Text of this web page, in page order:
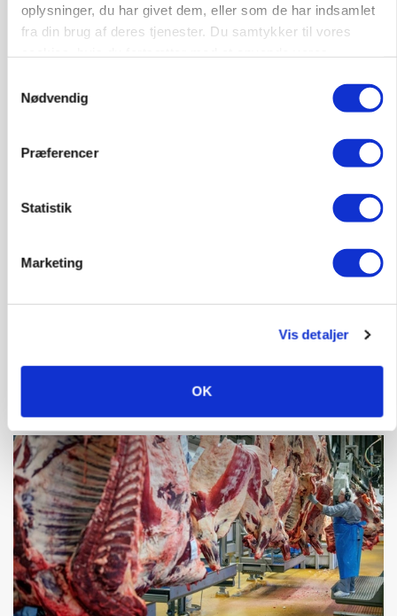
oplysninger, du har givet dem, eller som de har indsamlet
fra din brug af deres tjenester. Du samtykker til vores
Nødvendig
Præferencer
Statistik
Marketing
Vis detaljer
OK
Annonce
Snart kan man søge tilskud til naturprojekter
Før såmaskinen kører: Her er efterårets største